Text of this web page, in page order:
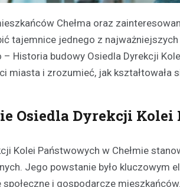
Chełma oraz
tajemnice jednego z
– Historia budowy Osiedla Dyrekcji
miasta i zrozumieć, jak
Osiedla Dyrekcji
Kolei Państwowych w Chełmie
Jego powstanie było kluczowym
społeczne i gospodarcze